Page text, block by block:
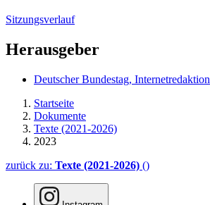
Sitzungsverlauf
Herausgeber
Deutscher Bundestag, Internetredaktion
Startseite
Dokumente
Texte (2021-2026)
2023
zurück zu: Texte (2021-2026) ()